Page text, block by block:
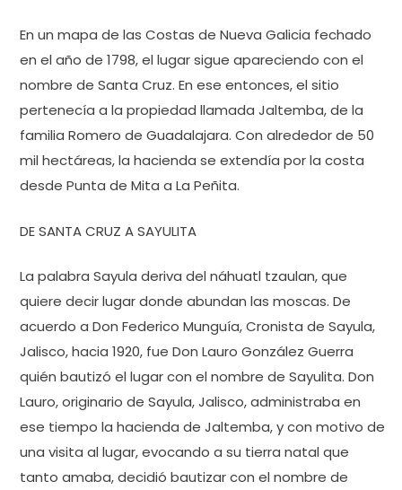
En un mapa de las Costas de Nueva Galicia fechado
en el año de 1798, el lugar sigue apareciendo con el
nombre de Santa Cruz. En ese entonces, el sitio
pertenecía a la propiedad llamada Jaltemba, de la
familia Romero de Guadalajara. Con alrededor de 50
mil hectáreas, la hacienda se extendía por la costa
desde Punta de Mita a La Peñita.
DE SANTA CRUZ A SAYULITA
La palabra Sayula deriva del náhuatl tzaulan, que
quiere decir lugar donde abundan las moscas. De
acuerdo a Don Federico Munguía, Cronista de Sayula,
Jalisco, hacia 1920, fue Don Lauro González Guerra
quién bautizó el lugar con el nombre de Sayulita. Don
Lauro, originario de Sayula, Jalisco, administraba en
ese tiempo la hacienda de Jaltemba, y con motivo de
una visita al lugar, evocando a su tierra natal que
tanto amaba, decidió bautizar con el nombre de